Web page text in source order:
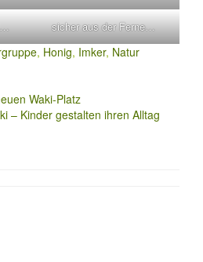
sicher aus der Ferne…
, Honig, Imker, Natur
Waki-Platz
– Kinder gestalten ihren Alltag